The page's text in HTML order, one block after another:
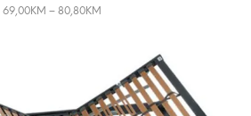
69,00KM – 80,80KM